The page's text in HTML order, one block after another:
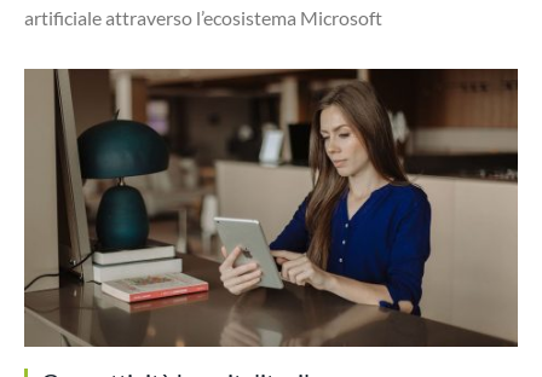
artificiale attraverso l’ecosistema Microsoft